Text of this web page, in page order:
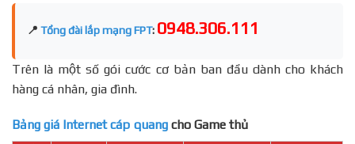
📍 Tổng đài lắp mạng FPT: 0948.306.111
Trên là một số gói cước cơ bản ban đầu dành cho khách
hàng cá nhân, gia đình.
Bảng giá Internet cáp quang cho Game thủ